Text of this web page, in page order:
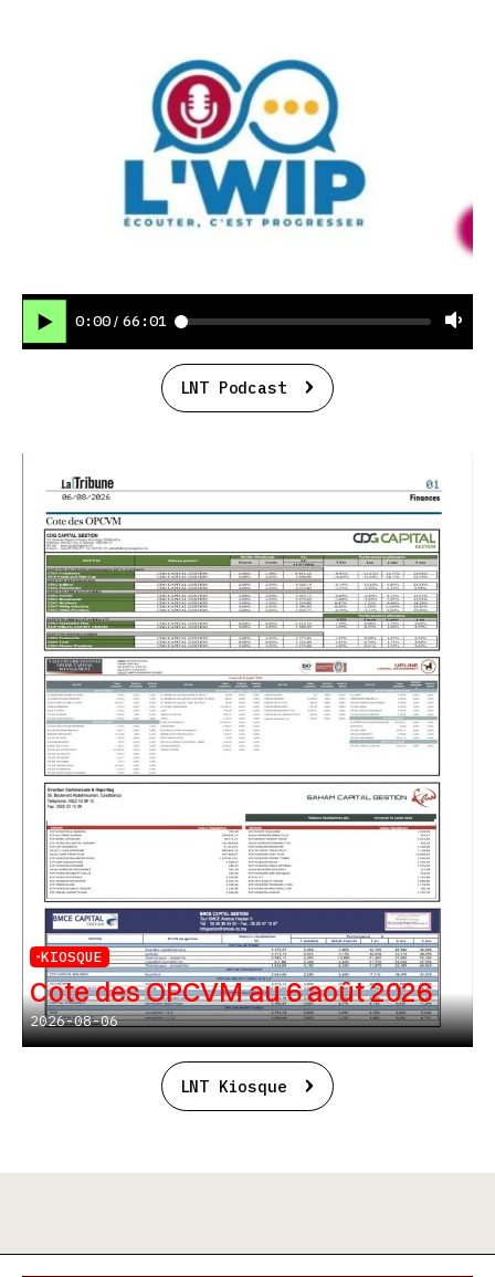
0:00 / 66:01
LNT Podcast
KIOSQUE
Cote des OPCVM au 6 août 2026
2026-08-06
LNT Kiosque